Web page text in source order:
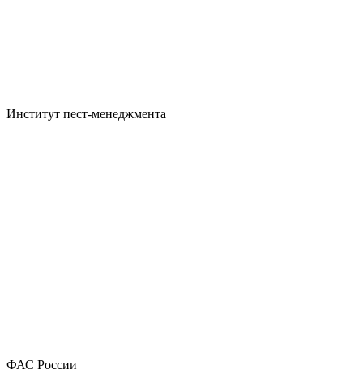
Институт пест-менеджмента
ФАС России